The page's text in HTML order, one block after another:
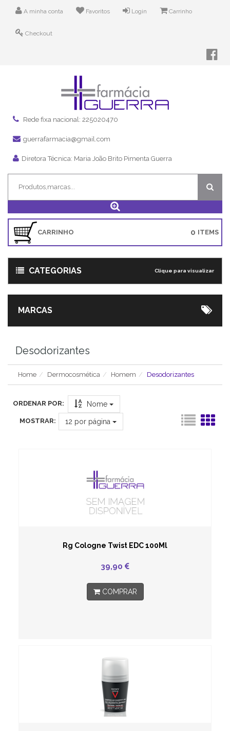
A minha conta Favoritos Login Carrinho
Checkout
Rede fixa nacional: 225020470
guerrafarmacia@gmail.com
Diretora Técnica: Maria João Brito Pimenta Guerra
CARRINHO ITEMS
0
CATEGORIAS Clique para visualizar
MARCAS
Desodorizantes
Home Dermocosmética Homem Desodorizantes
ORDENAR POR: Nome
MOSTRAR: 12 por página
Rg Cologne Twist EDC 100Ml
39,90
COMPRAR